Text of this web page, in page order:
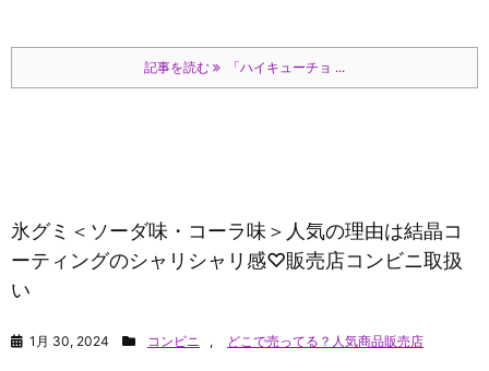
記事を読む 「ハイキューチョ ...
氷グミ＜ソーダ味・コーラ味＞人気の理由は結晶コ
ーティングのシャリシャリ感♡販売店コンビニ取扱
い
1月 30, 2024 コンビニ , どこで売ってる？人気商品販売店